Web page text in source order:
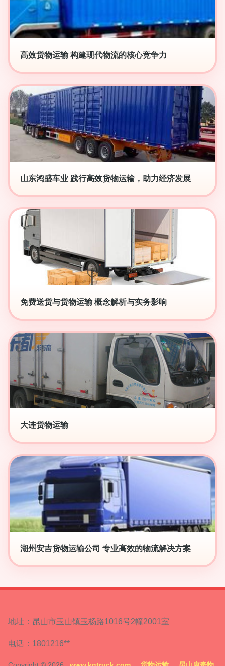
高效货物运输 构建现代物流的核心竞争力
山东鸿盛车业 践行高效货物运输，助力经济发展
免费送货与货物运输 概念解析与实务影响
大连货物运输
湖州安吉货物运输公司 专业高效的物流解决方案
地址：昆山市玉山镇玉杨路1016号2幢2001室
电话：1801216**